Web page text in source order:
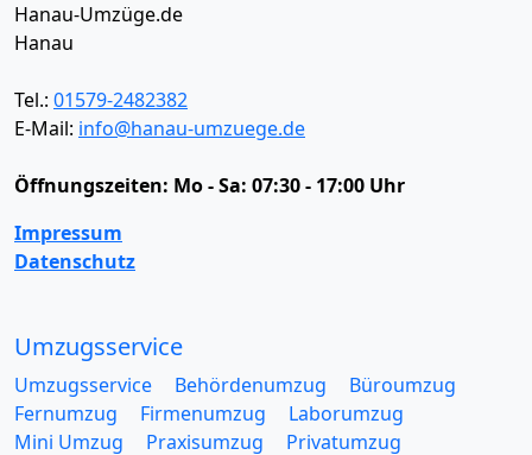
Hanau-Umzüge.de
Hanau
Tel.: 01579-2482382
E-Mail: info@hanau-umzuege.de
Öffnungszeiten: Mo - Sa: 07:30 - 17:00 Uhr
Impressum
Datenschutz
Umzugsservice
Umzugsservice Behördenumzug
Büroumzug
Fernumzug
Firmenumzug
Laborumzug
Mini Umzug
Praxisumzug
Privatumzug